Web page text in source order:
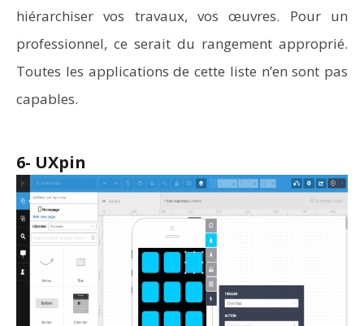
hiérarchiser vos travaux, vos œuvres. Pour un
professionnel, ce serait du rangement approprié.
Toutes les applications de cette liste n’en sont pas
capables.
6- UXpin